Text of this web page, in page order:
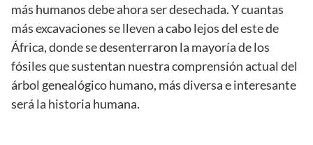
más humanos debe ahora ser desechada. Y cuantas
más excavaciones se lleven a cabo lejos del este de
África, donde se desenterraron la mayoría de los
fósiles que sustentan nuestra comprensión actual del
árbol genealógico humano, más diversa e interesante
será la historia humana.